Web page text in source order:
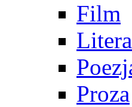
Film
Proza